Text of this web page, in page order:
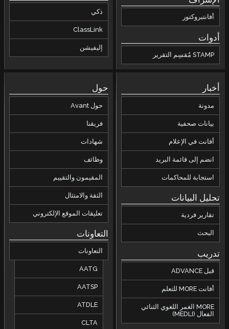
أفانتبروكتور
أدوات
STAMP مُقسِم التقرير
ذكي
ClassLink
إليفيشن
أخبار
مدونة
بيانات صحفية
أفانت في الإعلام
انضم إلى قائمة البريد
استجابة للمحاكمات
تحليل البيانات
تقارير فردية
البحث
تدريب
قبل ADVANCE
أفانت MORE للتعلم
MORE الغمر اللغوي الثنائي
الفعال (MEDLI)
حول
حول Avant
فريقنا
شهادات
وظائف
المقيمون والتقييم
الثقة والامتثال
تعليقات الموقع الإلكتروني
التعاونات
التعاونات
AATG
AATSP
ATDLE
CLTA